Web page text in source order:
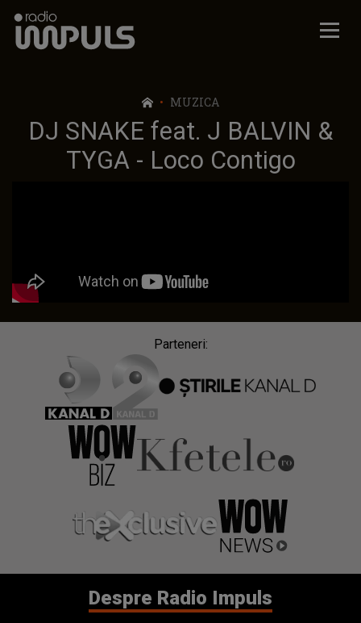
Radio Impuls
MUZICA
DJ SNAKE feat. J BALVIN &
TYGA - Loco Contigo
Parteneri:
Despre Radio Impuls